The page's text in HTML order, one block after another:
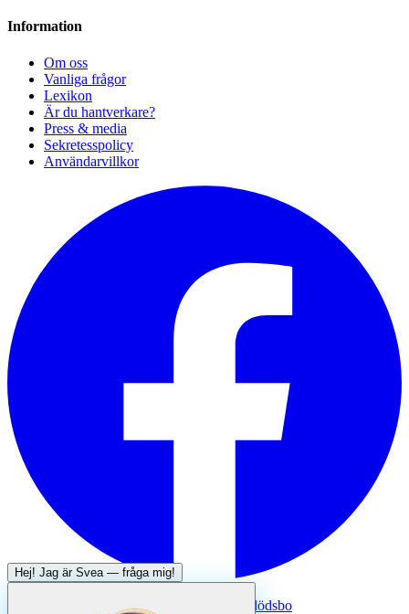
Information
Om oss
Vanliga frågor
Lexikon
Är du hantverkare?
Press & media
Sekretesspolicy
Användarvillkor
Dödsboofferter — hjälp med dödsbo
Hej! Jag är Svea — fråga mig!